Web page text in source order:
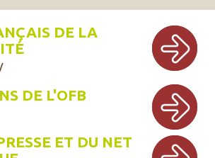
DE LA
DE L'OFB
ET DU NET